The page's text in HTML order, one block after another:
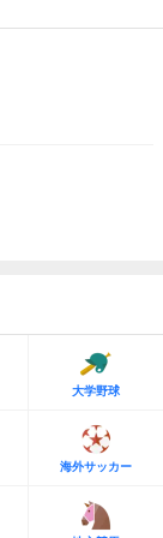
大学野球
海外サッカー